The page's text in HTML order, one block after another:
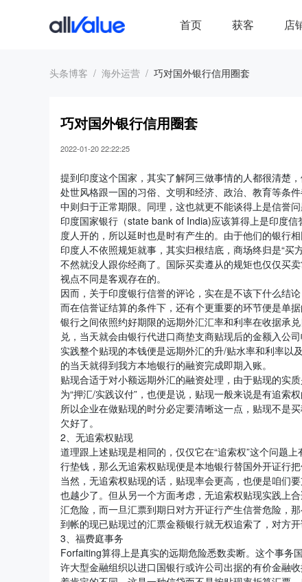
首页 获客 店
头条博客 海外运营 巧对国外银行信用圈套
巧对国外银行信用圈套
2022-01-20 22:22:25
提到印度这个国家，其实了解阿三做事情的人都很清楚
处世风格跟一国的习俗、文明和经济、政治、教育等条
中则归于正常期限。同理，这也就更不能谈得上是信誉
印度国家银行（state bank of India)应该算得上是印度
度人开的，所以延时也是时有产生的。由于他们的银行
印度人不依照规矩就事，其实归根结底，商场终归是“买
不然就没人跟你经商了。国际买卖遵从的规矩也仅仅买
视点不同是客观存在的。
因而，关于印度银行信誉的评论，实在是不该下什么结
而在信誉证结算的条件下，还有个更重要的环节便是单
银行之间依照约好期限的远期外汇汇率和利率在收据承
兑，当天就会由银行代进口商垫支商贴现后的金额入公
实践整个贴现的本钱便是远期外汇的升/贴水率和利率
的当天就得到我方本地银行的融资完成即期入账。
贴现合适于对小额远期外汇的融资处理，由于贴现的实
为“押汇/实践议付”，也便是说，贴现一般来说是有追索
所以企业在做贴现的时分必定要清晰这一点，贴现不是
欠好了。
2、无追索权贴现
道理跟上述贴现是相同的，仅仅它在“追索权”这个问题
行垫钱，那么无追索权贴现便是本地银行替国外开证行
当然，无追索权贴现的话，贴现率会更高，也便是咱们
也越少了。但从另一个方面考虑，无追索权贴现实践上
汇危险，而一旦汇票到期日对方开证行产生信誉危险，
到帐的现已贴现过的汇票金额银行就无权追索了，对方
3、福费庭事务
Forfaiting算得上是真实的远期危险悉数卖断。这个事务
许大型金融组织以进口国银行或许公司出据的有价金融